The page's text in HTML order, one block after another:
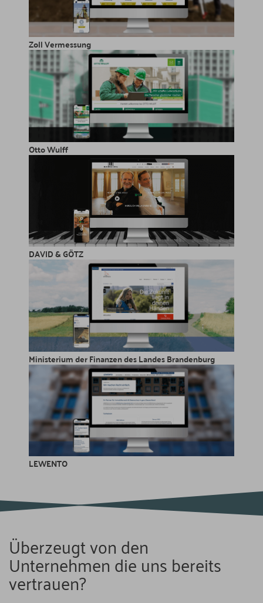
Zoll Vermessung
Otto Wulff
DAVID & GÖTZ
Ministerium der Finanzen des Landes Brandenburg
LEWENTO
Überzeugt von den
Unternehmen die uns bereits
vertrauen?